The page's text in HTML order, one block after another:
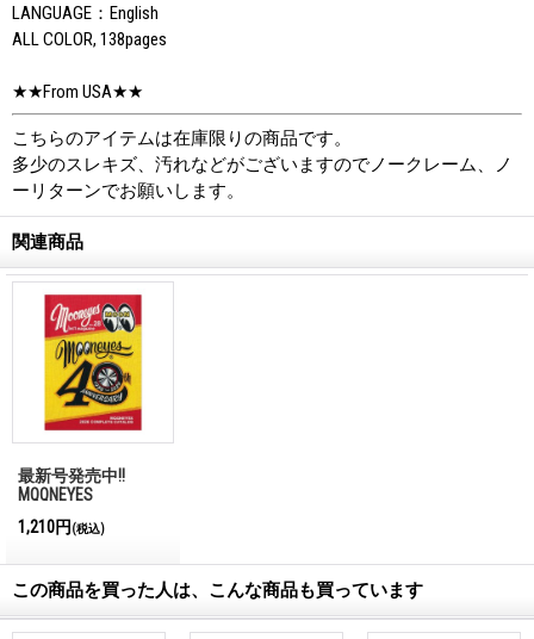
LANGUAGE：English
ALL COLOR, 138pages
★★From USA★★
こちらのアイテムは在庫限りの商品です。
多少のスレキズ、汚れなどがございますのでノークレーム、ノ
ーリターンでお願いします。
関連商品
最新号発売中!!
MQQNEYES
Magazine No.28 2026
1,210円 (税込)
この商品を買った人は、こんな商品も買っています